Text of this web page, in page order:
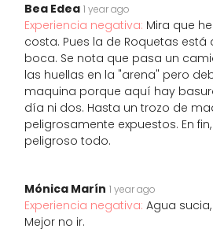
Bea Edea 1 year ago
Experiencia negativa: Mira que
costa. Pues la de Roquetas
boca. Se nota que pasa un
las huellas en la "arena" pero
maquina porque aquí hay
día ni dos. Hasta un trozo de
peligrosamente expuestos. En
peligroso todo.
Mónica Marín 1 year ago
Experiencia negativa: Agua
Mejor no ir.